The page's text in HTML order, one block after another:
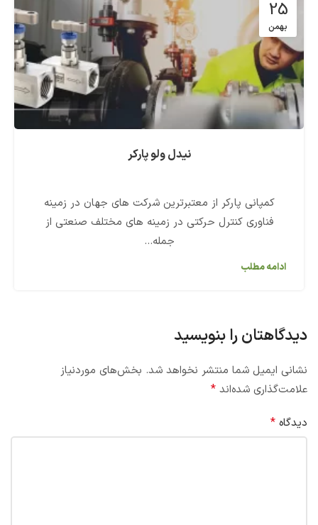
25
بهمن
نیدل ولو پارکر
کمپانی پارکر از معتبرترین شرکت های جهان در زمینه
فناوری کنترل حرکتی در زمینه های مختلف صنعتی از
جمله...
ادامه مطلب
دیدگاهتان را بنویسید
نشانی ایمیل شما منتشر نخواهد شد. بخش‌های موردنیاز
علامت‌گذاری شده‌اند *
دیدگاه *